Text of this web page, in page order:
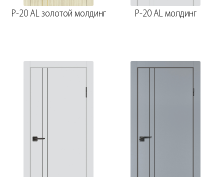
P-20 AL золотой молдинг P-20 AL молдинг